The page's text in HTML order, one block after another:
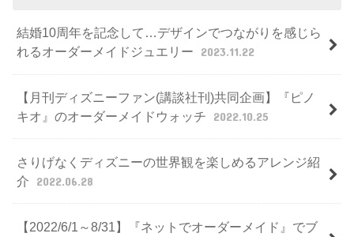
結婚10周年を記念して…デザインでつながりを感じら
れるオーダーメイドジュエリー
2023.11.22
【月刊ディズニーファン(講談社刊)共同企画】『ピノ
キオ』のオーダーメイドウォッチ
2022.10.25
さりげなくディズニーの世界観を楽しめるアレンジ紹
介
2022.06.28
【2022/6/1～8/31】『ネットでオーダーメイド』でブ